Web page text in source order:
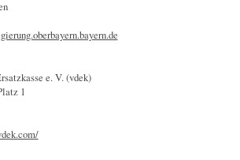
e. V. (vdek)
1